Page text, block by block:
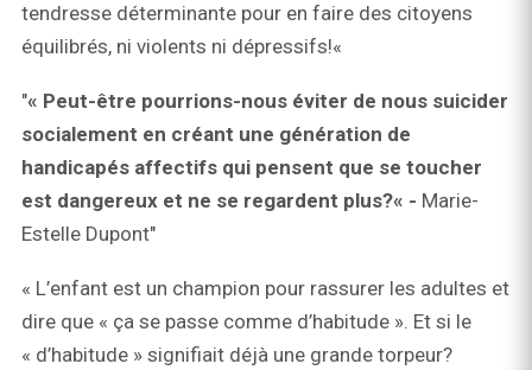
tendresse déterminante pour en faire des citoyens
équilibrés, ni violents ni dépressifs!«
"« Peut-être pourrions-nous éviter de nous suicider
socialement en créant une génération de
handicapés affectifs qui pensent que se toucher
est dangereux et ne se regardent plus?« - Marie-
Estelle Dupont"
« L’enfant est un champion pour rassurer les adultes et
dire que « ça se passe comme d’habitude ». Et si le
« d’habitude » signifiait déjà une grande torpeur?